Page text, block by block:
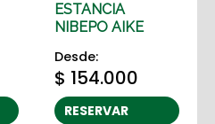
ESTANCIA
NIBEPO AIKE
Desde:
$ 154.000
RESERVAR